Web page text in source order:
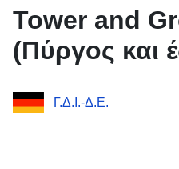
Tower and
(Πύργος και
Γ.Δ.Ι.-Δ.Ε.